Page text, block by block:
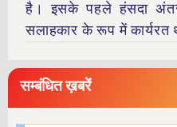
है। इसके पहले हंसदा
सलाहकार के रूप में कार्यरत
सम्बंधित ख़बरें